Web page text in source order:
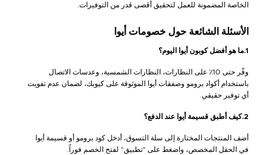
الخاصة المضمونة للعمل لتحقيق أقصى قدر من التوفيرات.
الأسئلة الشائعة حول خصومات أيوا
1.ما هو أفضل كوبون أيوا اليوم؟
وفّر حتى 10٪ على النظارات، النظارات الشمسية، وعدسات الاتصال
باستخدام أكواد برومو وصفقات أيوا الموثوقة على كيوبك، لضمان عدم تفويت
أي توفير حقيقي.
2.كيف أطبق قسيمة أيوا عند الدفع؟
أضف المنتجات المختارة إلى سلة التسوق، أدخل كود برومو أو قسيمة أيوا
في الحقل المخصص، واضغط على "تطبيق" لفتح الخصم فوراً.